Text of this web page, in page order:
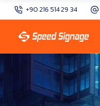
+90 216 514 29 34